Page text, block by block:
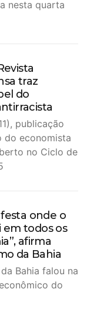
nesta quarta
traz
do
publicação
do economista
no Ciclo de
festa onde o
em todos os
afirma
da Bahia
Bahia falou na
do